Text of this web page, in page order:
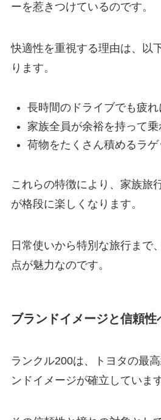
ーを惹きつけているのです。
快適性を重視する理由は、以
ります。
長時間のドライブでも疲れ
家族全員が余裕を持って乗
荷物をたくさん積めるラ
これらの特徴により、家族旅
が格段に楽しくなります。
日常使いから特別な旅行まで
点が魅力なのです。
ブランドイメージと信頼性
ランクル200は、トヨタの最
ンドイメージが確立しています